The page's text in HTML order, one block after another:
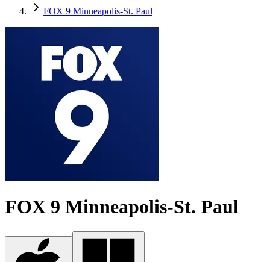
FOX 9 Minneapolis-St. Paul
FOX 9 Minneapolis-St. Paul